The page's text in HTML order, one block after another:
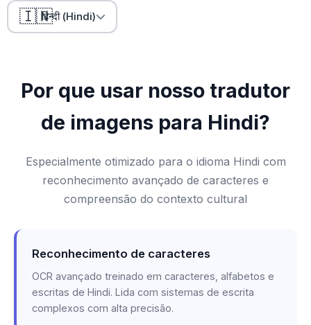
🇮🇳हिन्दी (Hindi)
Por que usar nosso tradutor
de imagens para Hindi?
Especialmente otimizado para o idioma Hindi com
reconhecimento avançado de caracteres e
compreensão do contexto cultural
Reconhecimento de caracteres
OCR avançado treinado em caracteres, alfabetos e
escritas de Hindi. Lida com sistemas de escrita
complexos com alta precisão.